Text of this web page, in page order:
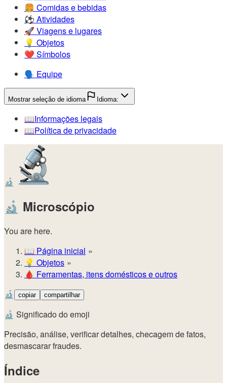
🍔️ Comidas e bebidas
⚽️ Atividades
🚀️ Viagens e lugares
💡️ Objetos
❤️ Símbolos
🗣️ Equipe
Mostrar seleção de idioma Idioma:
📖️Informações legais
📖️Política de privacidade
🔬
🔬 Microscópio
You are here.
📖 Página inicial
💡️ Objetos
🩸 Ferramentas, itens domésticos e outros
🔬
copiar compartilhar
🔬 Significado do emoji
Precisão, análise, verificar detalhes, checagem de fatos,
desmascarar fraudes.
Índice